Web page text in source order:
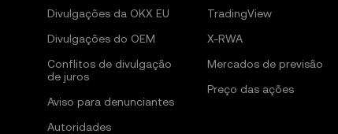
Divulgações da OKX EU
Divulgações do OEM
Conflitos de divulgação
de juros
Aviso para denunciantes
Autoridades
TradingView
X-RWA
Mercados de previsão
Preço das ações